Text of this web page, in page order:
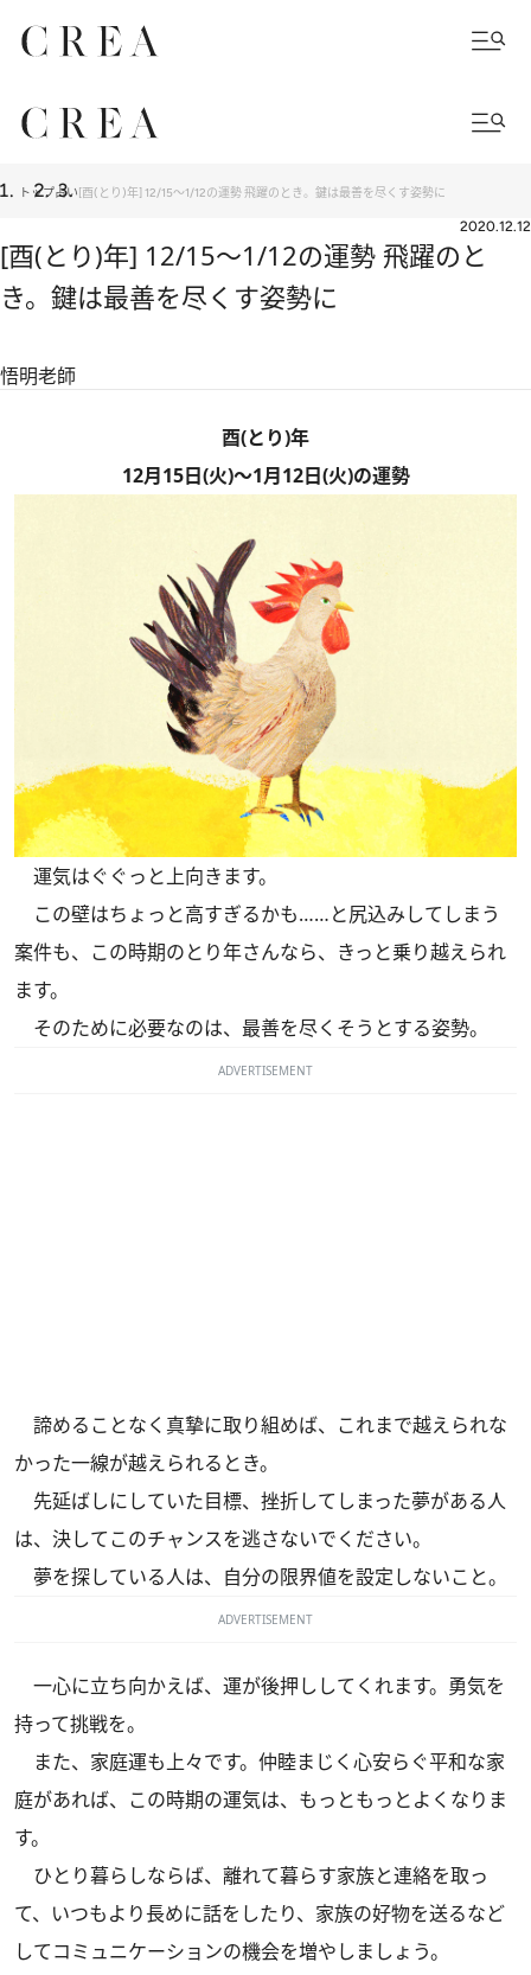
トップ占い[酉(とり)年] 12/15～1/12の運勢 飛躍のとき。鍵は最善を尽くす姿勢に
2020.12.12
[酉(とり)年] 12/15～1/12の運勢 飛躍のと
き。鍵は最善を尽くす姿勢に
悟明老師
酉(とり)年
12月15日(火)〜1月12日(火)の運勢
運気はぐぐっと上向きます。
この壁はちょっと高すぎるかも……と尻込みしてしまう
案件も、この時期のとり年さんなら、きっと乗り越えられ
ます。
そのために必要なのは、最善を尽くそうとする姿勢。
ADVERTISEMENT
諦めることなく真摯に取り組めば、これまで越えられな
かった一線が越えられるとき。
先延ばしにしていた目標、挫折してしまった夢がある人
は、決してこのチャンスを逃さないでください。
夢を探している人は、自分の限界値を設定しないこと。
ADVERTISEMENT
一心に立ち向かえば、運が後押ししてくれます。勇気を
持って挑戦を。
また、家庭運も上々です。仲睦まじく心安らぐ平和な家
庭があれば、この時期の運気は、もっともっとよくなりま
す。
ひとり暮らしならば、離れて暮らす家族と連絡を取っ
て、いつもより長めに話をしたり、家族の好物を送るなど
してコミュニケーションの機会を増やしましょう。